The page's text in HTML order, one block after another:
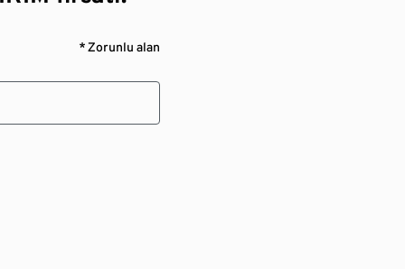
* Zorunlu alan